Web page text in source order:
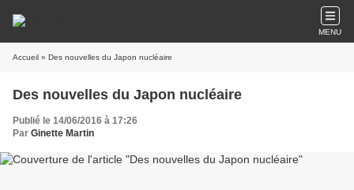
MENU
Accueil » Des nouvelles du Japon nucléaire
Des nouvelles du Japon nucléaire
Publié le 14/06/2016 à 17:26
Par Ginette Martin